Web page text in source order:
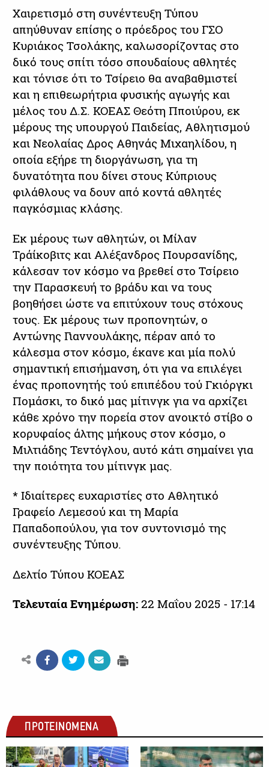
Χαιρετισμό στη συνέντευξη Τύπου
απηύθυναν επίσης ο πρόεδρος του ΓΣΟ
Κυριάκος Τσολάκης, καλωσορίζοντας στο
δικό τους σπίτι τόσο σπουδαίους αθλητές
και τόνισε ότι το Τσίρειο θα αναβαθμιστεί
και η επιθεωρήτρια φυσικής αγωγής και
μέλος του Δ.Σ. ΚΟΕΑΣ Θεότη Πποιύρου, εκ
μέρους της υπουργού Παιδείας, Αθλητισμού
και Νεολαίας Δρος Αθηνάς Μιχαηλίδου, η
οποία εξήρε τη διοργάνωση, για τη
δυνατότητα που δίνει στους Κύπριους
φιλάθλους να δουν από κοντά αθλητές
παγκόσμιας κλάσης.
Εκ μέρους των αθλητών, οι Μίλαν
Τράίκοβιτς και Αλέξανδρος Πουρσανίδης,
κάλεσαν τον κόσμο να βρεθεί στο Τσίρειο
την Παρασκευή το βράδυ και να τους
βοηθήσει ώστε να επιτύχουν τους στόχους
τους. Εκ μέρους των προπονητών, ο
Αντώνης Γιαννουλάκης, πέραν από το
κάλεσμα στον κόσμο, έκανε και μία πολύ
σημαντική επισήμανση, ότι για να επιλέγει
ένας προπονητής τού επιπέδου τού Γκιόργκι
Πομάσκι, το δικό μας μίτινγκ για να αρχίζει
κάθε χρόνο την πορεία στον ανοικτό στίβο ο
κορυφαίος άλτης μήκους στον κόσμο, ο
Μιλτιάδης Τεντόγλου, αυτό κάτι σημαίνει για
την ποιότητα του μίτινγκ μας.
* Ιδιαίτερες ευχαριστίες στο Αθλητικό
Γραφείο Λεμεσού και τη Μαρία
Παπαδοπούλου, για τον συντονισμό της
συνέντευξης Τύπου.
Δελτίο Τύπου ΚΟΕΑΣ
Τελευταία Ενημέρωση:22 Μαΐου 2025 - 17:14
ΠΡΟΤΕΙΝΟΜΕΝΑ
ΑΛΛΑ ΣΠΟΡ ΑΛΛΑ ΣΠΟΡ